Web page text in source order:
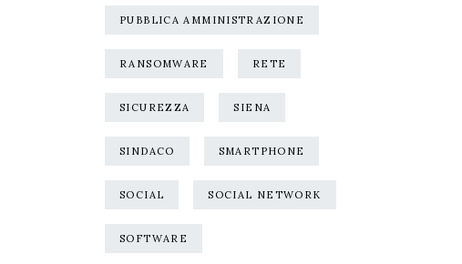
PUBBLICA AMMINISTRAZIONE
RANSOMWARE RETE
SICUREZZA SIENA
SINDACO SMARTPHONE
SOCIAL SOCIAL NETWORK
SOFTWARE